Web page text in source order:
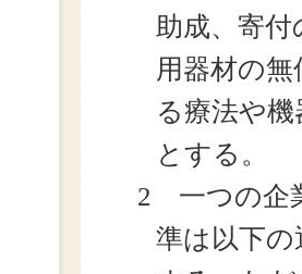
助成、寄
用器材の
る療法や
とする。
2 一つの企
準は以下